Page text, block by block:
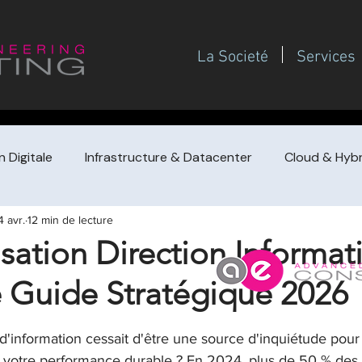
La Societé Services
Digitale Infrastructure & Datacenter Cloud &
SI
prestataire Achat de conseil (guides dirigeants
Redressement / turnaround & croissa Pilotage
Direction
Guide Stratégique 2026
avr. 12 min de lecture
5.
cessait d'être une source d'inquiétude